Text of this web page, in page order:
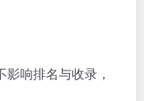
响排名与收录，